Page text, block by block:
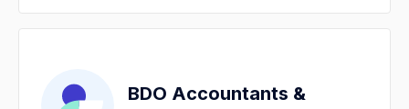
BDO Accountants &